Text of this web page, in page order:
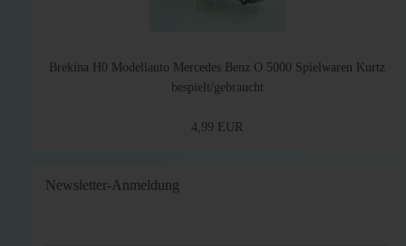
Brekina H0 Modellauto Mercedes Benz O 5000 Spielwaren Kurtz
bespielt/gebraucht
4,99 EUR
Newsletter-Anmeldung